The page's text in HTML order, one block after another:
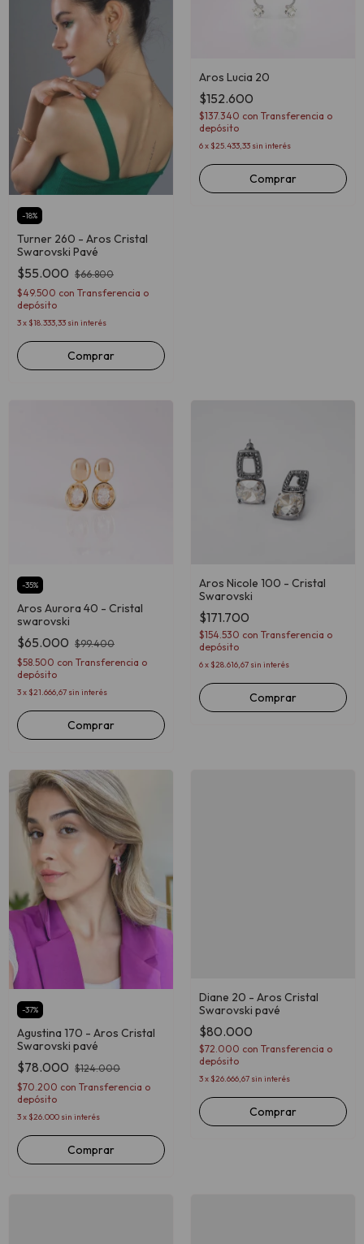
-18%
Turner 260 - Aros Cristal
Swarovski Pavé
$55.000 $66.800
$49.500 con Transferencia o
depósito
3x $18.333,33 sin interés
Aros Lucia 20
$152.600
$137.340 con Transferencia o
depósito
6x $25.433,33 sin interés
Comprar
-35%
Aros Aurora 40 - Cristal
swarovski
$65.000 $99.400
$58.500 con Transferencia o
depósito
3x $21.666,67 sin interés
Comprar
Aros Nicole 100 - Cristal
Swarovski
$171.700
$154.530 con Transferencia o
depósito
6x $28.616,67 sin interés
Comprar
-37%
Agustina 170 - Aros Cristal
Swarovski pavé
$78.000 $124.000
$70.200 con Transferencia o
depósito
3x $26.000 sin interés
Comprar
Diane 20 - Aros Cristal
Swarovski pavé
$80.000
$72.000 con Transferencia o
depósito
3x $26.666,67 sin interés